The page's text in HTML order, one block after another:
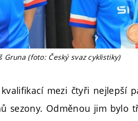
Gruna (foto: Český svaz cyklistiky)
mezi čtyři nejlepší
sezony. Odměnou jim bylo